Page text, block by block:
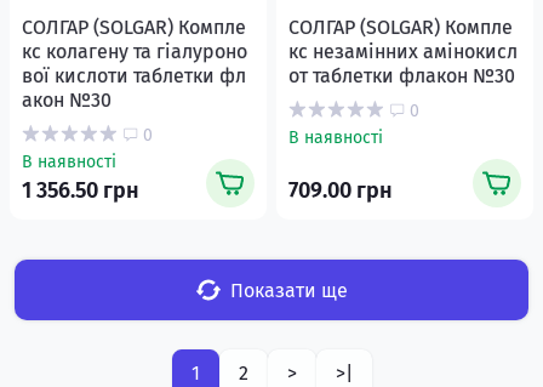
СОЛГАР (SOLGAR) Компле
кс колагену та гіалуроно
вої кислоти таблетки фл
акон №30
0
В наявності
1 356.50 грн
СОЛГАР (SOLGAR) Компле
кс незамінних амінокисл
от таблетки флакон №30
0
В наявності
709.00 грн
Показати ще
1 2 > >|